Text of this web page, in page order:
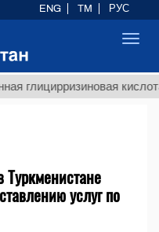
глицирризиновая
услуг по
ENG TM РУС